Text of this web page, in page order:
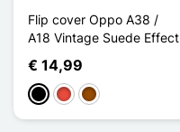
Flip cover Oppo A38 /
A18 Vintage Suede Effect
€ 14,99
ZwartRoodBruin